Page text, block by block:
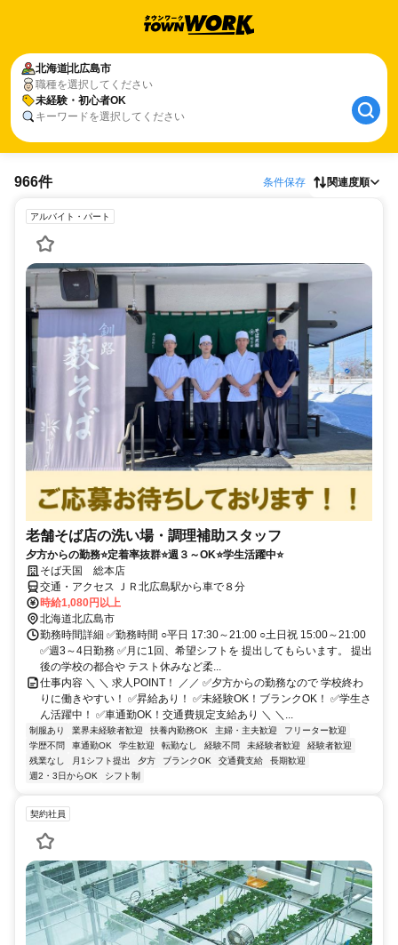
北海道北広島市
職種を選択してください
未経験・初心者OK
キーワードを選択してください
966件 条件保存 関連度順
アルバイト・パート
老舗そば店の洗い場・調理補助スタッフ
夕方からの勤務⭐定着率抜群⭐週３～OK⭐学生活躍中⭐
そば天国 総本店
交通・アクセス ＪＲ北広島駅から車で８分
時給1,080円以上
北海道北広島市
勤務時間詳細 ✅勤務時間 ○平日 17:30～21:00 ○土日祝 15:00～21:00
✅週3～4日勤務 ✅月に1回、希望シフトを 提出してもらいます。 提出
後の学校の都合や テスト休みなど柔...
仕事内容 ＼ ＼ 求人POINT！ ／／ ✅夕方からの勤務なので 学校終わ
りに働きやすい！ ✅昇給あり！ ✅未経験OK！ブランクOK！ ✅学生さ
ん活躍中！ ✅車通勤OK！交通費規定支給あり ＼ ＼...
制服あり 業界未経験者歓迎 扶養内勤務OK 主婦・主夫歓迎
フリーター歓迎
学歴不問
車通勤OK 学生歓迎 転勤なし 経験不問 未経験者歓迎
経験者歓迎
残業なし
月1シフト提出 夕方 ブランクOK 交通費支給
長期歓迎
週2・3日からOK
シフト制
契約社員